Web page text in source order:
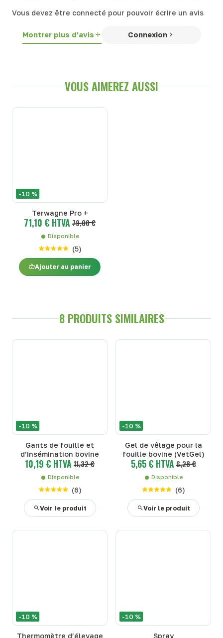
Vous devez être connecté pour pouvoir écrire un avis
Montrer plus d'avis Connexion
VOUS AIMEREZ AUSSI
-10 %
Terwagne Pro +
71,10 € HTVA 79,00 €
Disponible
(5)
Ajouter au panier
8 PRODUITS SIMILAIRES
-10 %
Gants de fouille et
d’insémination bovine
10,19 € HTVA 11,32 €
Disponible
(6)
Voir le produit
-10 %
Gel de vêlage pour la
fouille bovine (VetGel)
5,65 € HTVA 6,28 €
Disponible
(6)
Voir le produit
-10 %
Thermomètre d’élevage
-10 %
Spray